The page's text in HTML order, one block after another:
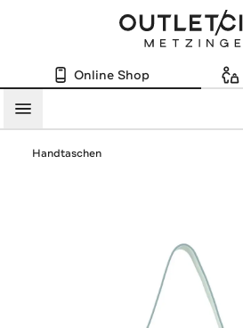
Online Shop
Menü
Handtaschen